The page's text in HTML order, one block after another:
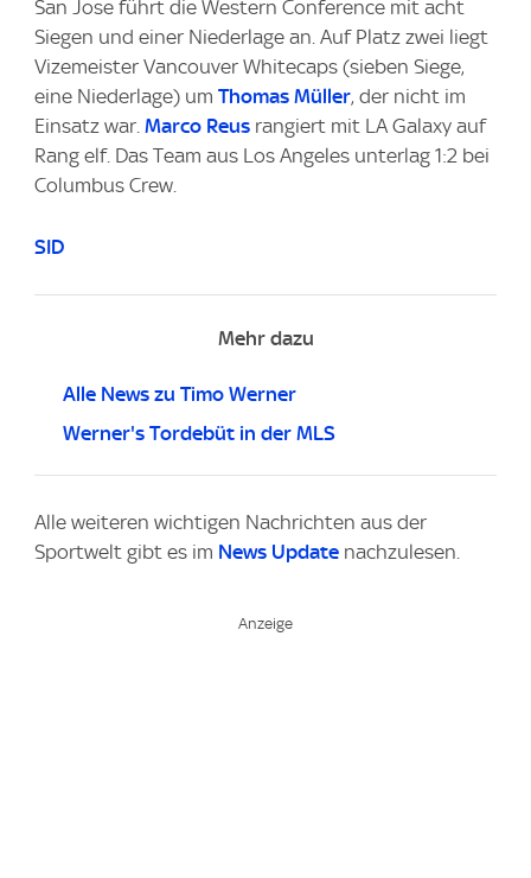
San Jose führt die Western Conference mit acht
Siegen und einer Niederlage an. Auf Platz zwei liegt
Vizemeister Vancouver Whitecaps (sieben Siege,
eine Niederlage) um Thomas Müller, der nicht im
Einsatz war. Marco Reus rangiert mit LA Galaxy auf
Rang elf. Das Team aus Los Angeles unterlag 1:2 bei
Columbus Crew.
SID
Mehr dazu
Alle News zu Timo Werner
Werner's Tordebüt in der MLS
Alle weiteren wichtigen Nachrichten aus der
Sportwelt gibt es im News Update nachzulesen.